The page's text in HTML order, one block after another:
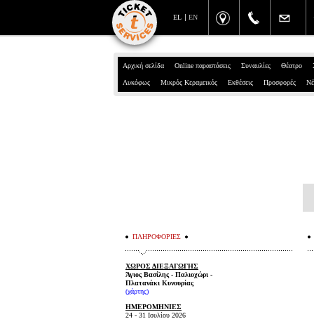
EN
EL
Αρχική σελίδα Online παραστάσεις Συναυλίες Θέατρο
Λυκόφως Μικρός Κεραμεικός Εκθέσεις Προσφορές
ΠΛΗΡΟΦΟΡΙΕΣ
ΧΩΡΟΣ ΔΙΕΞΑΓΩΓΗΣ
Άγιος Βασίλης - Παλιοχώρι -
Πλατανάκι Κυνουρίας
(χάρτης)
ΗΜΕΡΟΜΗΝΙΕΣ
24 - 31 Ιουλίου 2026